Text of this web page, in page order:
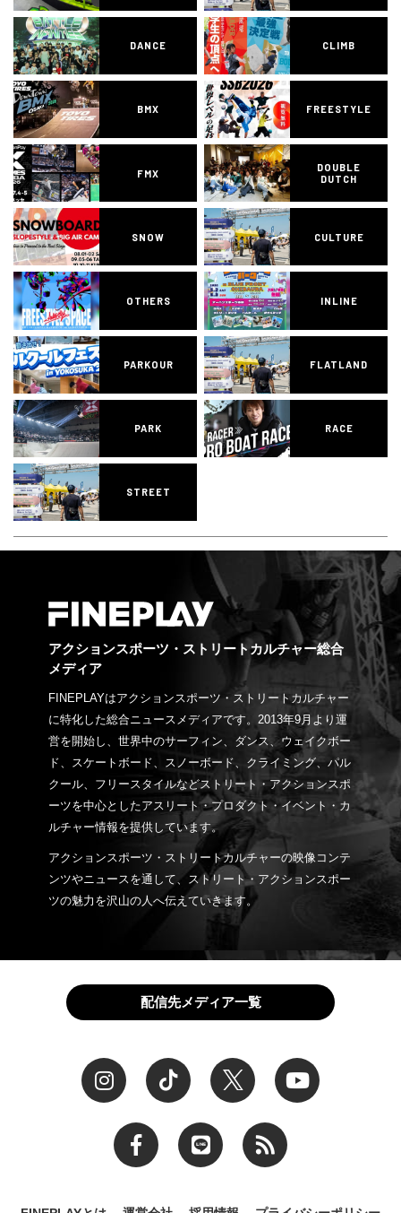
DANCE CLIMB
BMX FREESTYLE
FMX
DOUBLE
DUTCH
SNOW CULTURE
OTHERS INLINE
PARKOUR FLATLAND
PARK RACE
STREET
アクションスポーツ・ストリートカルチャー総合
メディア
FINEPLAYはアクションスポーツ・ストリートカルチャー
に特化した総合ニュースメディアです。2013年9月より運
営を開始し、世界中のサーフィン、ダンス、ウェイクボー
ド、スケートボード、スノーボード、クライミング、パル
クール、フリースタイルなどストリート・アクションスポ
ーツを中心としたアスリート・プロダクト・イベント・カ
ルチャー情報を提供しています。
アクションスポーツ・ストリートカルチャーの映像コンテ
ンツやニュースを通して、ストリート・アクションスポー
ツの魅力を沢山の人へ伝えていきます。
配信先メディア一覧